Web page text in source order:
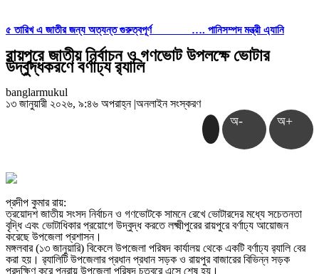
৫ তারিখ এ জাতীর জন্য অত্যন্ত গুরুত্বপূর্ণ …. পানিসম্পদ মন্ত্রী এ্যানি
রায়পুরে জাতীয় নির্বাচন ও গণভোট উপলক্ষে ভোটার
উদ্বুদ্ধকরণে বর্ণাঢ্য র‍্যালি
banglarmukul
১৩ জানুয়ারী ২০২৬, ৯:৪৬ অপরাহ্ন |অনলাইন সংস্করণ
অ- অ+
প্রদীপ কুমার রায়:
ত্রয়োদশ জাতীয় সংসদ নির্বাচন ও গণভোটকে সামনে রেখে ভোটারদের মধ্যে সচেতনতা
বৃদ্ধি এবং ভোটাধিকার প্রয়োগে উদ্বুদ্ধ করতে লক্ষ্মীপুরের রায়পুরে বর্ণাঢ্য আয়োজন
করেছে উপজেলা প্রশাসন।
মঙ্গলবার (১৩ জানুয়ারি) বিকেলে উপজেলা পরিষদ কার্যালয় থেকে একটি বর্ণাঢ্য র‌্যালি বের
করা হয়। র‌্যালিটি উপজেলার প্রধান প্রধান সড়ক ও রায়পুর বাজারের বিভিন্ন সড়ক
প্রদক্ষিণ করে পুনরায় উপজেলা পরিষদ চত্বরে এসে শেষ হয়।